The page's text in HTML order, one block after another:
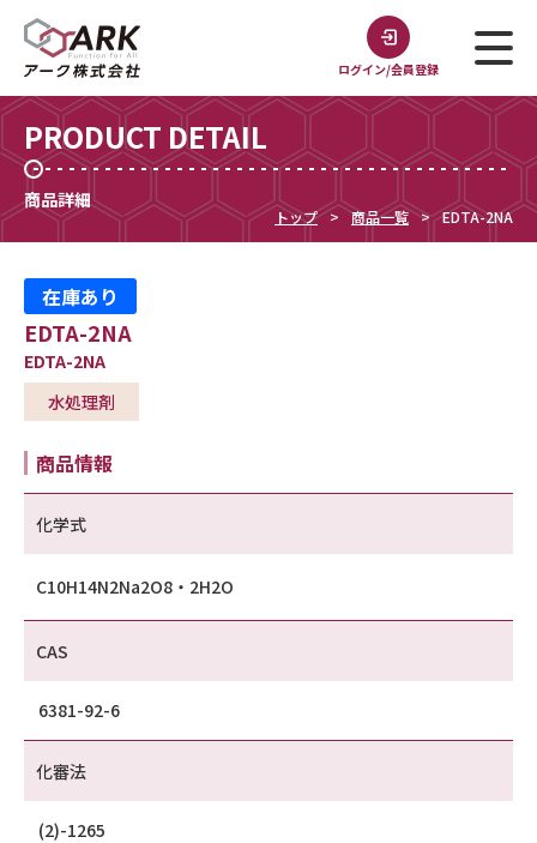
ログイン/会員登録
PRODUCT DETAIL
商品詳細
トップ 商品一覧 EDTA-2NA
在庫あり
EDTA-2NA
EDTA-2NA
水処理剤
商品情報
化学式
C10H14N2Na2O8・2H2O
CAS
6381-92-6
化審法
(2)-1265